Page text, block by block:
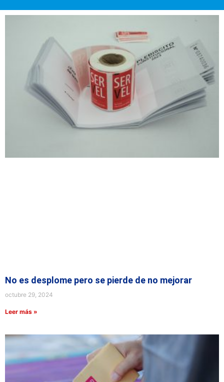
No es desplome pero se pierde de no mejorar
octubre 29, 2024
Leer más »